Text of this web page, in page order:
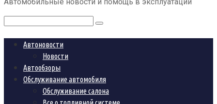
Поиск:
Автоновости
Новости
Автообзоры
Обслуживание автомобиля
Обслуживание салона